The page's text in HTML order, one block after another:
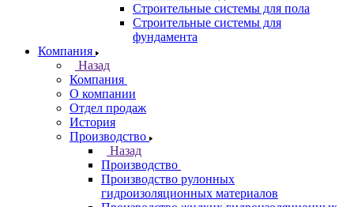
Строительные системы для пола
Строительные системы для
фундамента
Компания
Назад
Компания
О компании
Отдел продаж
История
Производство
Назад
Производство
Производство рулонных
гидроизоляционных материалов